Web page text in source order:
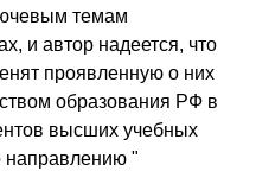
темам
и автор надеется, что
проявленную о них
образования РФ в
высших учебных
направлению "